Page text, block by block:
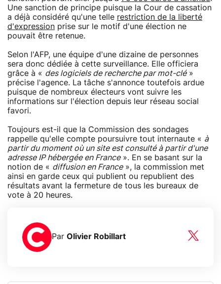
Une sanction de principe puisque la Cour de cassation
a déjà considéré qu'une telle restriction de la liberté
d'expression prise sur le motif d'une élection ne
pouvait être retenue.
Selon l'AFP, une équipe d'une dizaine de personnes
sera donc dédiée à cette surveillance. Elle officiera
grâce à « des logiciels de recherche par mot-clé»
précise l'agence. La tâche s'annonce toutefois ardue
puisque de nombreux électeurs vont suivre les
informations sur l'élection depuis leur réseau social
favori.
Toujours est-il que la Commission des sondages
rappelle qu'elle compte poursuivre tout internaute « à
partir du moment où un site est consulté à partir d'une
adresse IP hébergée en France». En se basant sur la
notion de « diffusion en France», la commission met
ainsi en garde ceux qui publient ou republient des
résultats avant la fermeture de tous les bureaux de
vote à 20 heures.
Par Olivier Robillart